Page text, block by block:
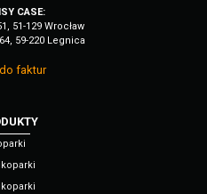
CASE:
51-129 Wrocław
59-220 Legnica
faktur